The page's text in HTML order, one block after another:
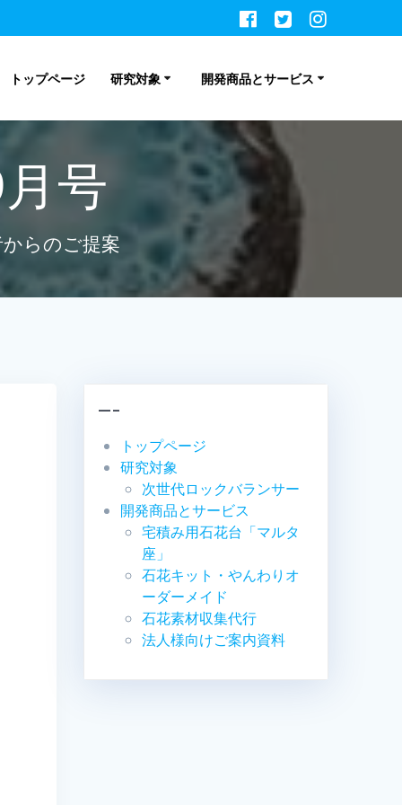
トップページ 研究対象 開発商品とサービス
号
らのご提案
—–
トップページ
研究対象
次世代ロックバランサー
開発商品とサービス
宅積み用石花台「マルタ
座」
石花キット・やんわりオ
ーダーメイド
石花素材収集代行
法人様向けご案内資料